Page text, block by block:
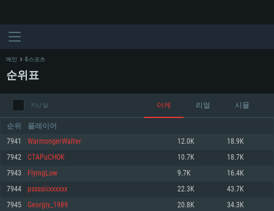
시스템 요구사항
메인 E-스포츠
순위표
지난 달 아케 리얼 시뮬
순위 플레이어
7941 WarmongerWalter 12.0K 18.9K
7942 CTAPuCHOK 10.7K 18.7K
7943 FlyingLow 9.7K 16.4K
7944 pssssiiixxxxxx 22.3K 43.7K
7945 Georgiy_1989 20.8K 34.3K